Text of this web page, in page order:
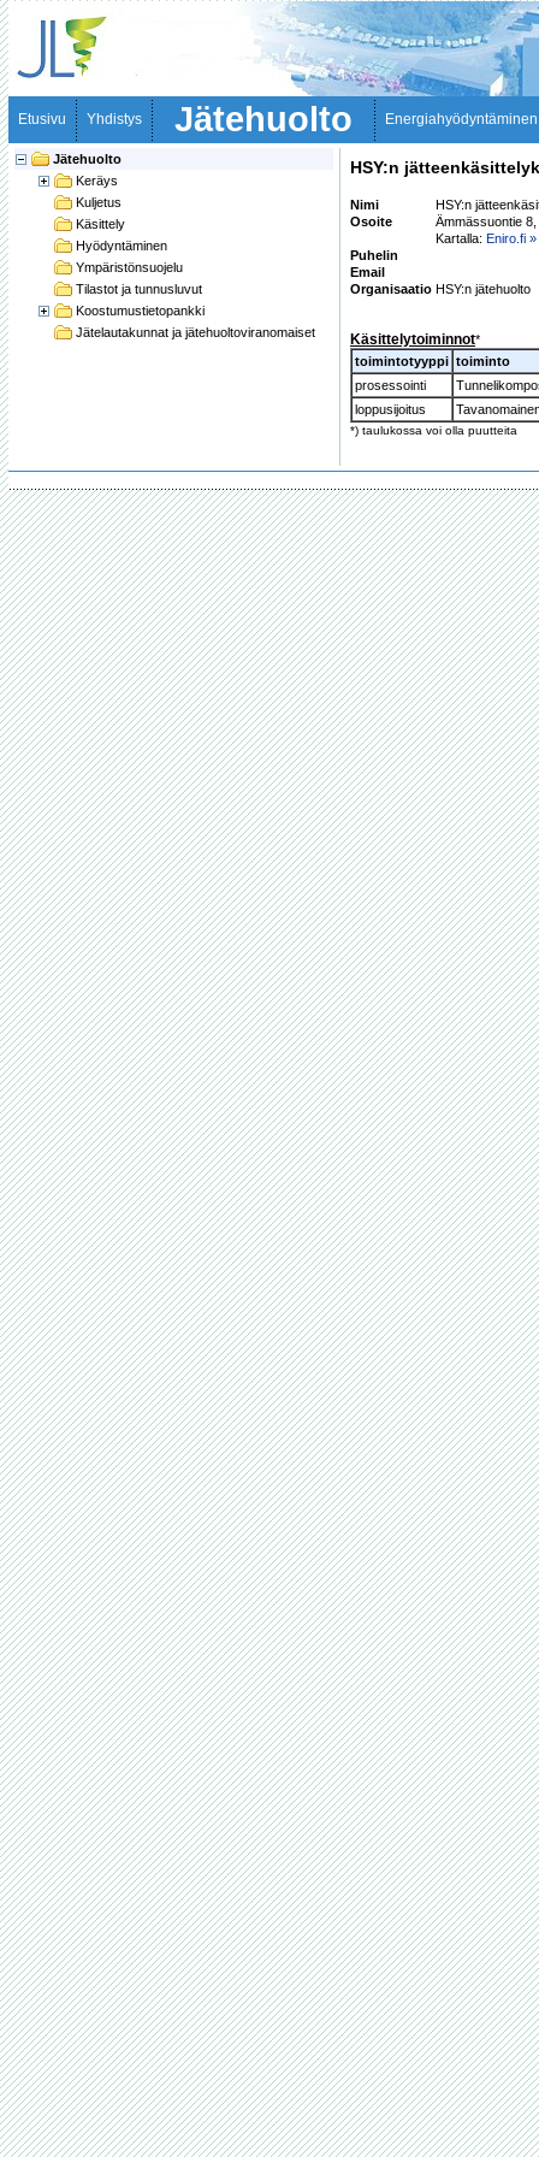
Etusivu Yhdistys Jätehuolto Energiahyödyntäminen
Jätehuolto
Keräys
Kuljetus
Käsittely
Hyödyntäminen
Ympäristönsuojelu
Tilastot ja tunnusluvut
Koostumustietopankki
Jätelautakunnat ja jätehuoltoviranomaiset
HSY:n
Nimi
HSY:n
Osoite
Ämmässuontie
Kartalla: Eniro.fi »
Puhelin
Email
Organisaatio HSY:n jätehuolto
Käsittelytoiminnot*
toimintotyyppi toiminto
prosessointi
loppusijoitus
*) taulukossa voi olla puutteita